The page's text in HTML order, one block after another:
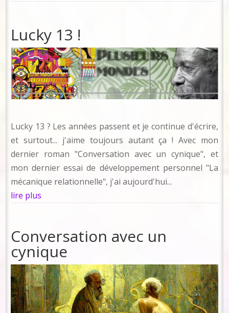
Lucky 13 !
Lucky 13 ? Les années passent et je continue d'écrire,
et surtout... j'aime toujours autant ça ! Avec mon
dernier roman "Conversation avec un cynique", et
mon dernier essai de développement personnel "La
mécanique relationnelle", j'ai aujourd'hui...
lire plus
Conversation avec un
cynique